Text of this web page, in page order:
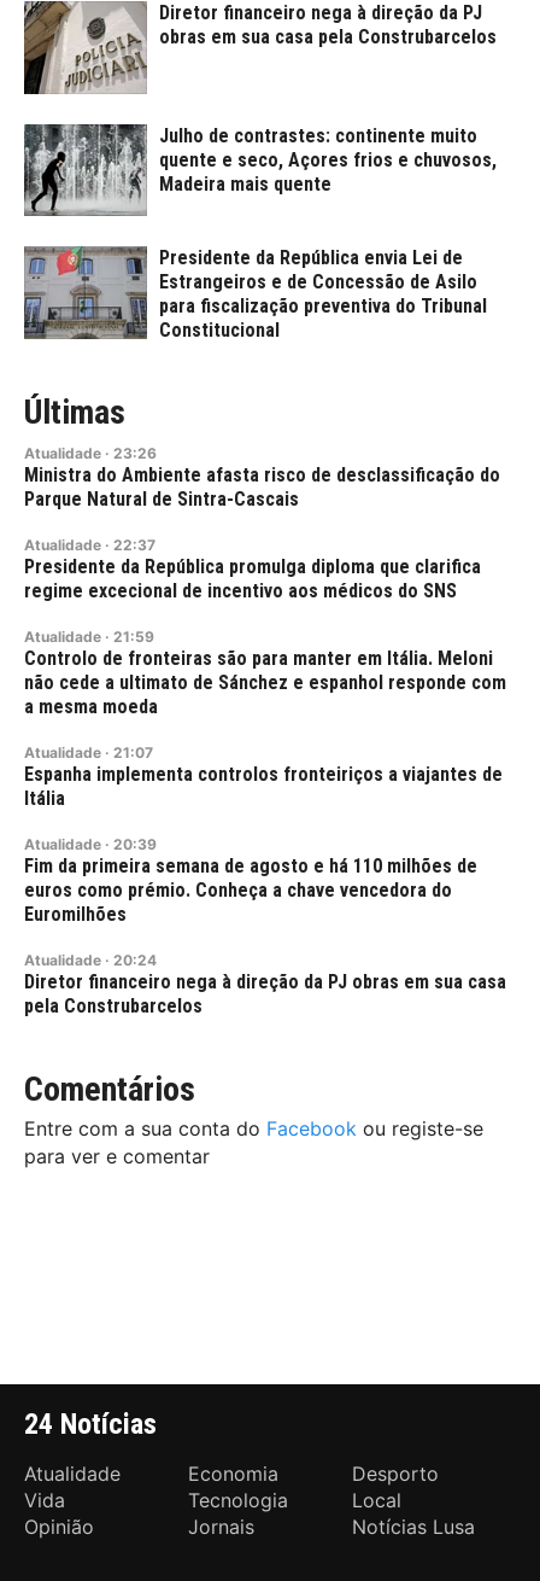
Diretor financeiro nega à direção da PJ
obras em sua casa pela Construbarcelos
Julho de contrastes: continente muito
quente e seco, Açores frios e chuvosos,
Madeira mais quente
Presidente da República envia Lei de
Estrangeiros e de Concessão de Asilo
para fiscalização preventiva do Tribunal
Constitucional
Últimas
Atualidade · 23:26
Ministra do Ambiente afasta risco de desclassificação do
Parque Natural de Sintra-Cascais
Atualidade · 22:37
Presidente da República promulga diploma que clarifica
regime excecional de incentivo aos médicos do SNS
Atualidade · 21:59
Controlo de fronteiras são para manter em Itália. Meloni
não cede a ultimato de Sánchez e espanhol responde com
a mesma moeda
Atualidade · 21:07
Espanha implementa controlos fronteiriços a viajantes de
Itália
Atualidade · 20:39
Fim da primeira semana de agosto e há 110 milhões de
euros como prémio. Conheça a chave vencedora do
Euromilhões
Atualidade · 20:24
Diretor financeiro nega à direção da PJ obras em sua casa
pela Construbarcelos
Comentários
Entre com a sua conta do Facebook ou registe-se
para ver e comentar
24 Notícias
Atualidade Economia
Desporto
Vida
Tecnologia
Local
Opinião
Jornais Notícias Lusa